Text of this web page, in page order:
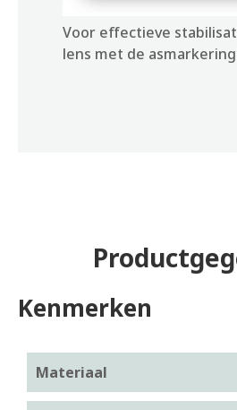
Voor effectieve
lens met de
Kenmerken
Materiaal